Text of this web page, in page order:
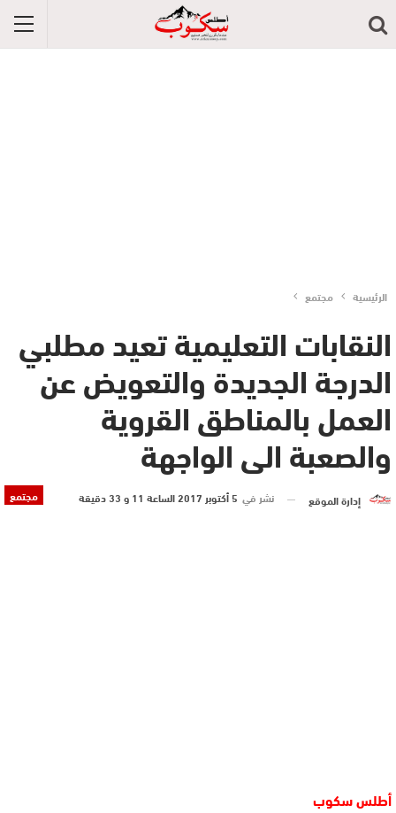
الرئيسية مجتمع
النقابات التعليمية تعيد مطلبي
الدرجة الجديدة والتعويض عن
العمل بالمناطق القروية
والصعبة الى الواجهة
مجتمع إدارة الموقع نشر في 5 أكتوبر 2017 الساعة 11 و 33 دقيقة
أطلس سكوب